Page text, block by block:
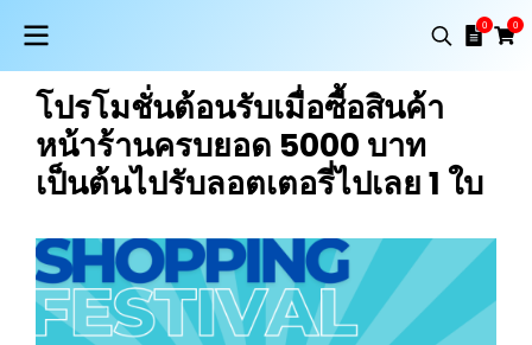
0 0
โปรโมชั่นต้อนรับเมื่อซื้อสินค้า
หน้าร้านครบยอด 5000 บาท
เป็นต้นไปรับลอตเตอรี่ไปเลย 1 ใบ